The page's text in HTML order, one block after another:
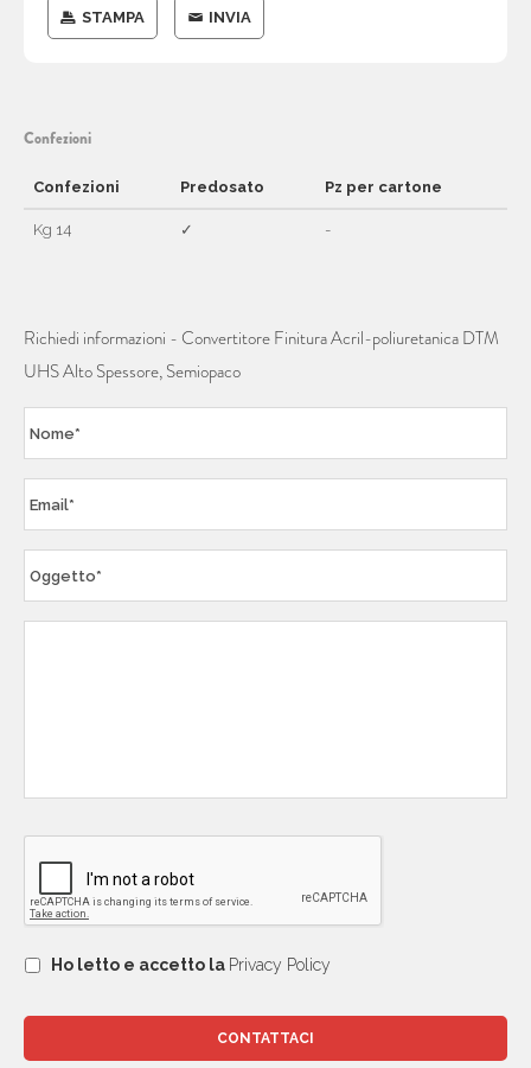
STAMPA INVIA
Confezioni
Confezioni Predosato Pz per cartone
Kg 14 ✓ -
Richiedi informazioni - Convertitore Finitura Acril-poliuretanica DTM
UHS Alto Spessore, Semiopaco
Ho letto e accetto la Privacy Policy